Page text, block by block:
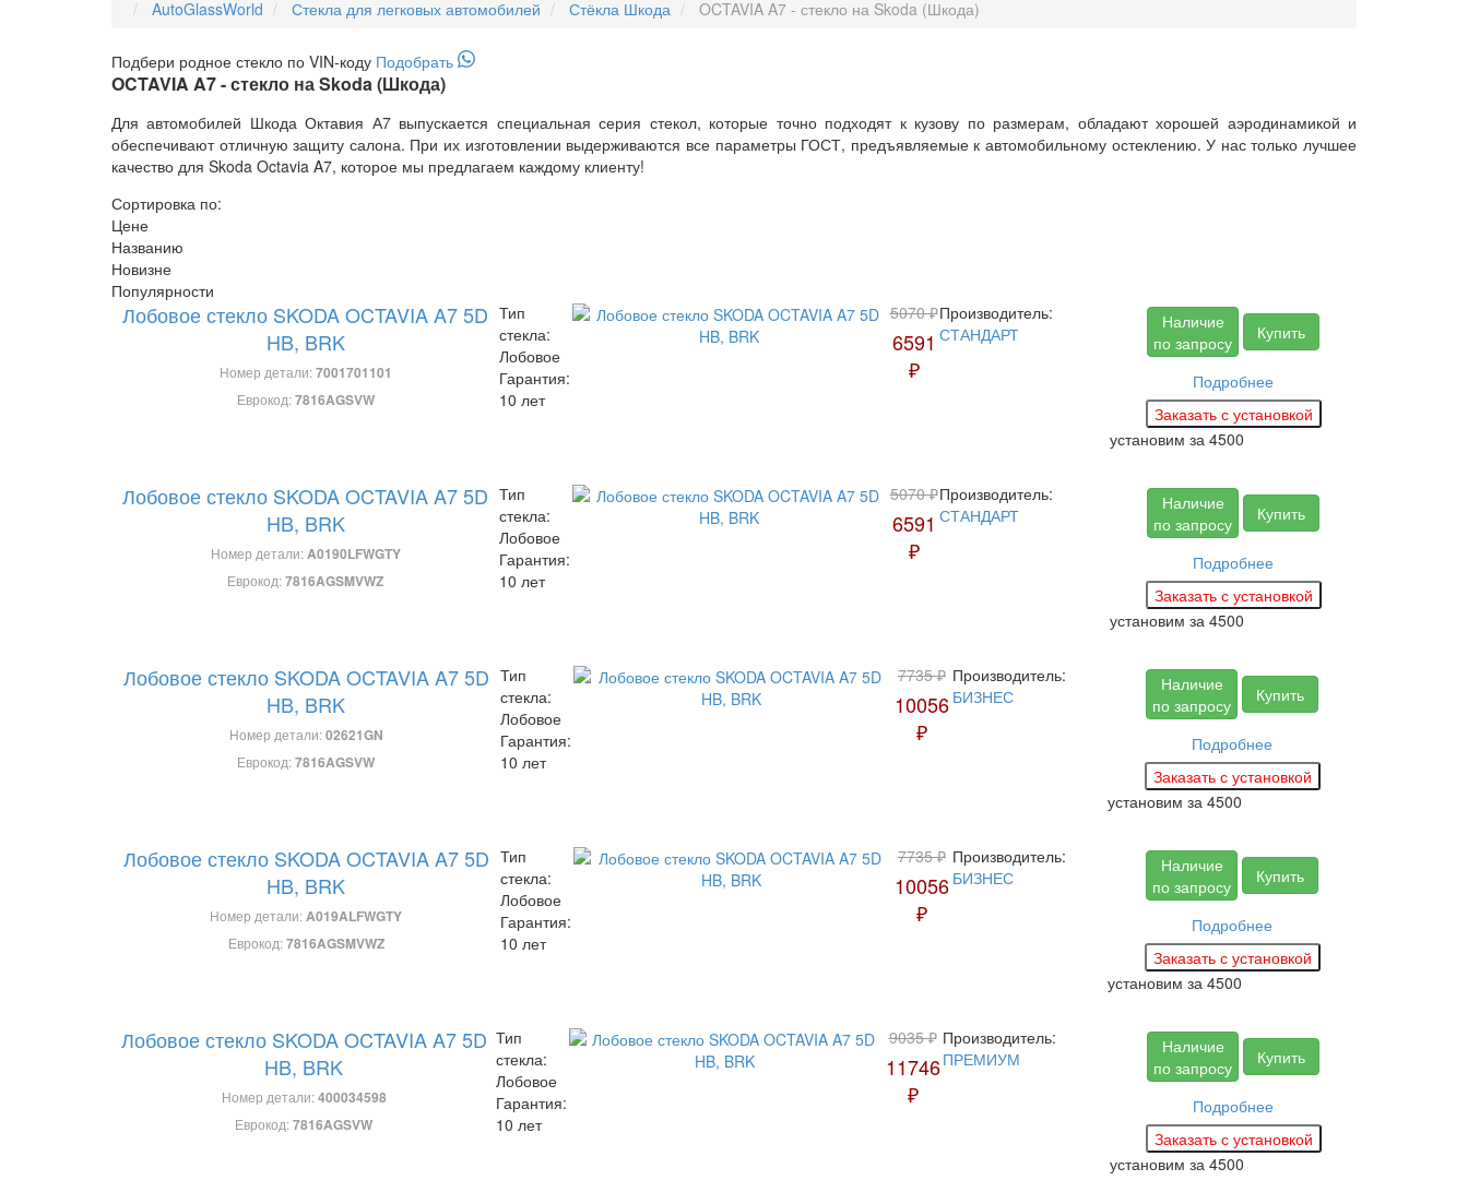
AutoGlassWorld Стекла для легковых автомобилей Стёкла Шкода OCTAVIA A7 - стекло на Skoda (Шкода)
Подбери родное стекло по VIN-коду Подобрать
OCTAVIA A7 - стекло на Skoda (Шкода)
Для автомобилей Шкода Октавия А7 выпускается специальная серия стекол, которые точно подходят к кузову по размерам, обладают хорошей аэродинамикой и
обеспечивают отличную защиту салона. При их изготовлении выдерживаются все параметры ГОСТ, предъявляемые к автомобильному остеклению. У нас только лучшее
качество для Skoda Octavia A7, которое мы предлагаем каждому клиенту!
Сортировка по:
Цене
Названию
Новизне
Популярности
Лобовое стекло SKODA OCTAVIA A7 5D
HB, BRK
Номер детали:7001701101
Еврокод:7816AGSVW
Тип
стекла:
Лобовое
Гарантия:
10 лет
5070 ₽
6591
₽
Производитель:
СТАНДАРТ
Наличие
по запросу
Купить
Подробнее
установим за 4500
Лобовое стекло SKODA OCTAVIA A7 5D
HB, BRK
Номер детали:A0190LFWGTY
Еврокод:7816AGSMVWZ
Тип
стекла:
Лобовое
Гарантия:
10 лет
5070 ₽
6591
₽
Производитель:
СТАНДАРТ
Наличие
по запросу
Купить
Подробнее
установим за 4500
Лобовое стекло SKODA OCTAVIA A7 5D
HB, BRK
Номер детали:02621GN
Еврокод:7816AGSVW
Тип
стекла:
Лобовое
Гарантия:
10 лет
7735 ₽
10056
₽
Производитель:
БИЗНЕС
Наличие
по запросу
Купить
Подробнее
установим за 4500
Лобовое стекло SKODA OCTAVIA A7 5D
HB, BRK
Номер детали:A019ALFWGTY
Еврокод:7816AGSMVWZ
Тип
стекла:
Лобовое
Гарантия:
10 лет
7735 ₽
10056
₽
Производитель:
БИЗНЕС
Наличие
по запросу
Купить
Подробнее
установим за 4500
Лобовое стекло SKODA OCTAVIA A7 5D
HB, BRK
Номер детали:400034598
Еврокод:7816AGSVW
Тип
стекла:
Лобовое
Гарантия:
10 лет
9035 ₽
11746
₽
Производитель:
ПРЕМИУМ
Наличие
по запросу
Купить
Подробнее
установим за 4500